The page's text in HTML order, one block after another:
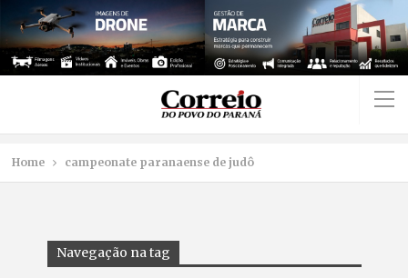
Home campeonate paranaense de judô
Navegação na tag